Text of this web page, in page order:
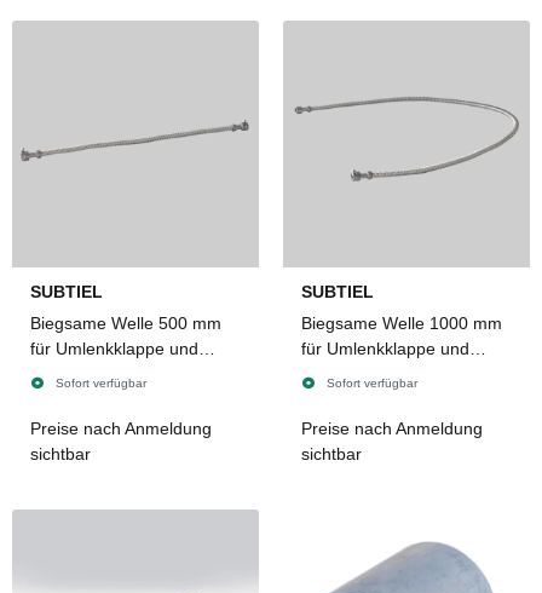
SUBTIEL
Biegsame Welle 500 mm
für Umlenkklappe und
Stellhebel mit zweimal 8 x
Sofort verfügbar
Preise nach Anmeldung
sichtbar
SUBTIEL
Biegsame Welle 1000 mm
für Umlenkklappe und
Stellhebel mit zweimal 8 x
Sofort verfügbar
Preise nach Anmeldung
sichtbar